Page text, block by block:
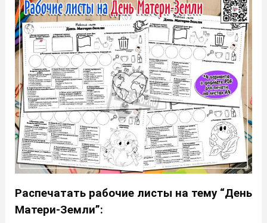
Распечатать рабочие листы на тему “День
Матери-Земли”: